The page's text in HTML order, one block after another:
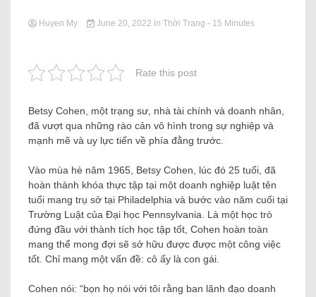
Huyen My June 20, 2022 in Thời Trang - 15 Minutes
Rate this post
Betsy Cohen, một trạng sư, nhà tài chính và doanh nhân,
đã vượt qua những rào cản vô hình trong sự nghiệp và
mạnh mẽ và uy lực tiến về phía đằng trước.
Vào mùa hè năm 1965, Betsy Cohen, lúc đó 25 tuổi, đã
hoàn thành khóa thực tập tại một doanh nghiệp luật tên
tuổi mang trụ sở tại Philadelphia và bước vào năm cuối tại
Trường Luật của Đại học Pennsylvania. Là một học trò
đứng đầu với thành tích học tập tốt, Cohen hoàn toàn
mang thể mong đợi sẽ sở hữu được được một công việc
tốt. Chỉ mang một vấn đề: cô ấy là con gái.
Cohen nói: “bọn họ nói với tôi rằng ban lãnh đạo doanh